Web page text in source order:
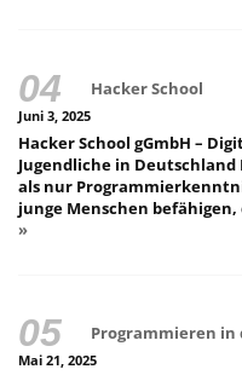
Hacker School
Juni 3, 2025
Hacker School gGmbH –
Jugendliche in
als nur
junge Menschen
»
Programmieren
Mai 21, 2025